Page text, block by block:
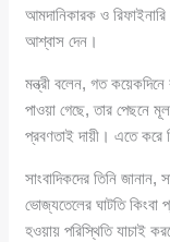
আমদানিকারক ও
আশ্বাস দেন।
মন্ত্রী বলেন, গত
পাওয়া গেছে, তার পেছনে
প্রবণতাই দায়ী। এতে করে
সাংবাদিকদের তিনি
ভোজ্যতেলের ঘাটতি কিংবা
হওয়ায় পরিস্থিতি যাচাই